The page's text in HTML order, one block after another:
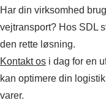
Har din virksomhed
vejtransport? Hos SDL
den rette løsning.
Kontakt os i dag for en
kan optimere din
varer.